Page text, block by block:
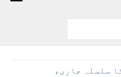
سلسلہ جاری،